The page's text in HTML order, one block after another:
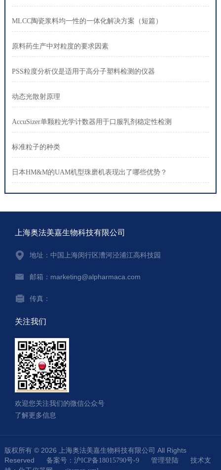
MLCC陶瓷浆料均一性的一体化解决方案（短篇）
原料药生产中对粒度的要求因素
PSS粒度分析仪是适用于高分子塑料检测的仪器
动态光散射原理
AccuSizer单颗粒光学计数器用于口服乳剂稳定性检测
标准粒子的种类
日本HM&M的UAM机型珠磨机表现出了哪些优势？
上海奥法美嘉生物科技有限公司
地址：中国上海闵行区漕河泾浦江高科技园
邮箱：marketing@alpharmaca.com
传真：
关注我们
欢迎您关注我们的微信公众号
了解更多信息
版权所有 © 2026 上海奥法美嘉生物科技有限公司 All Rights
Reserved 备案号：沪ICP备18015790号-9 管理登陆技术支